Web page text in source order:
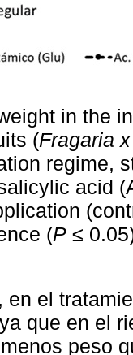
in the
(Fragaria
regime,
acid
(P ≤
en el
que en el
peso